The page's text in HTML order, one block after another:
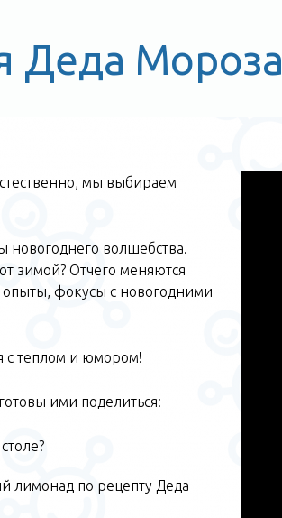
Деда Мороза
мы выбираем
новогоднего волшебства.
зимой? Отчего меняются
опыты, фокусы с новогодними
с теплом и юмором!
ими поделиться:
лимонад по рецепту Деда